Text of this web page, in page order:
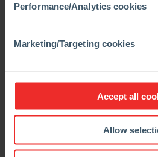
Performance/Analytics cookies
Marketing/Targeting cookies
Accept all
Allow
ANKERFRIT RC ANKERTWIN
Solução para troca